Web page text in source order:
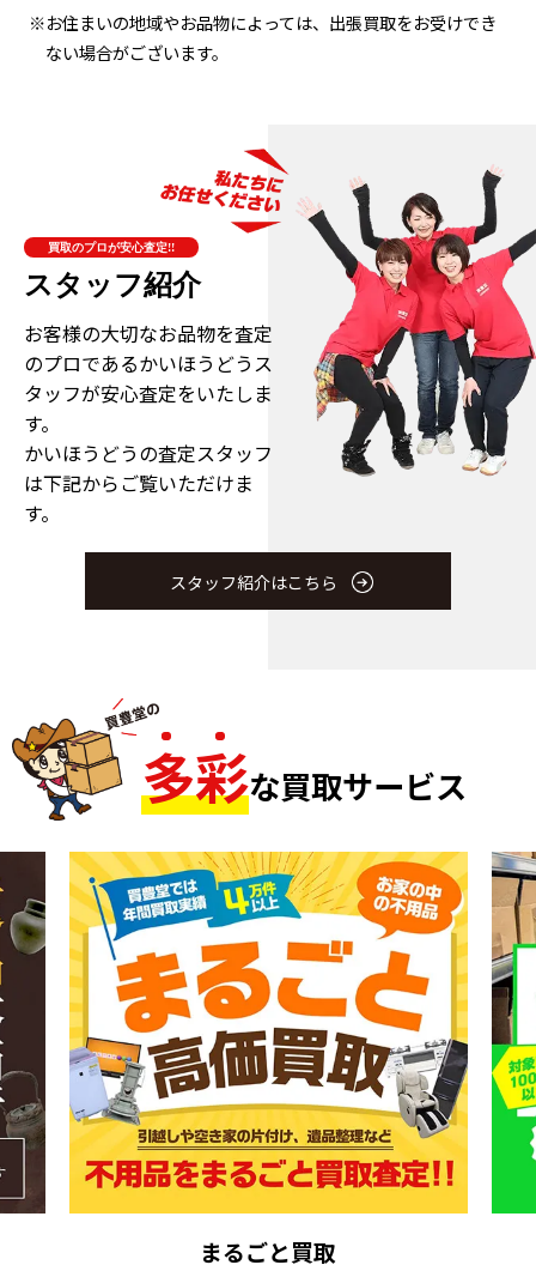
※お住まいの地域やお品物によっては、出張買取をお受けでき
ない場合がございます。
買取のプロが安心査定!!
スタッフ紹介
お客様の大切なお品物を査定
のプロであるかいほうどうス
タッフが安心査定をいたしま
す。
かいほうどうの査定スタッフ
は下記からご覧いただけま
す。
スタッフ紹介はこちら
多彩な買取サービス
まるごと買取